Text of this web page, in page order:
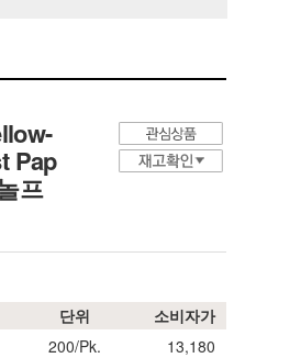
Pap
프
단위
소비자가
200/Pk. 13,180